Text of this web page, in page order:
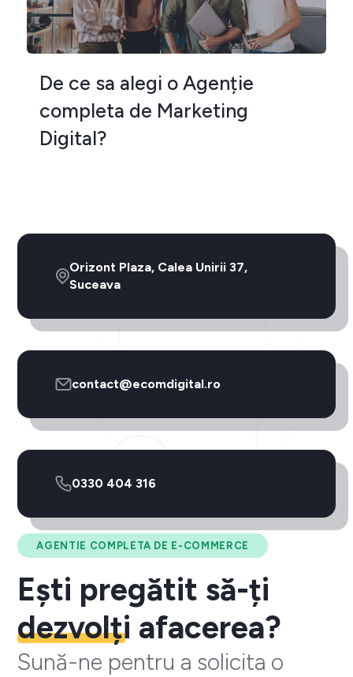
De ce sa alegi o Agenție
completa de Marketing
Digital?
AGENTIE COMPLETA DE E-COMMERCE
Ești pregătit să-ți
dezvolți afacerea?
Sună-ne pentru a solicita o
Orizont Plaza, Calea Unirii 37,
Suceava
contact@ecomdigital.ro
0330 404 316